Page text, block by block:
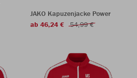
JAKO Kapuzenjacke Power
ab 46,24 €
54,99 €